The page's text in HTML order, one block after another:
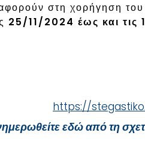
στη χορήγηση
25/11/2024 έως και τις
https://
εδώ από τη